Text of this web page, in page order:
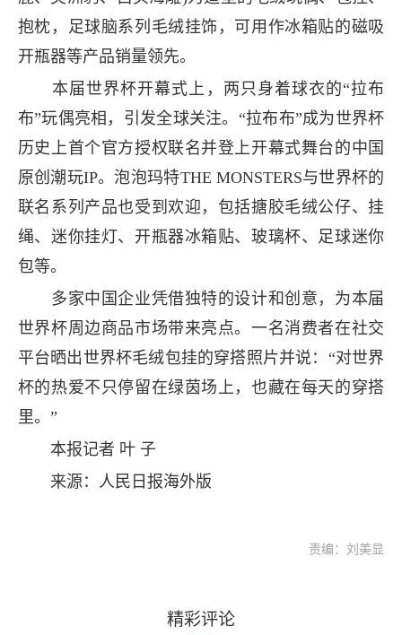
抱枕，足球脑系列毛绒挂饰，可用作冰箱贴的磁吸
开瓶器等产品销量领先。
本届世界杯开幕式上，两只身着球衣的“拉布
布”玩偶亮相，引发全球关注。“拉布布”成为世界杯
历史上首个官方授权联名并登上开幕式舞台的中国
原创潮玩IP。泡泡玛特THE MONSTERS与世界杯的
联名系列产品也受到欢迎，包括搪胶毛绒公仔、挂
绳、迷你挂灯、开瓶器冰箱贴、玻璃杯、足球迷你
包等。
多家中国企业凭借独特的设计和创意，为本届
世界杯周边商品市场带来亮点。一名消费者在社交
平台晒出世界杯毛绒包挂的穿搭照片并说：“对世界
杯的热爱不只停留在绿茵场上，也藏在每天的穿搭
里。”
本报记者 叶 子
来源：人民日报海外版
责编：刘美显
精彩评论